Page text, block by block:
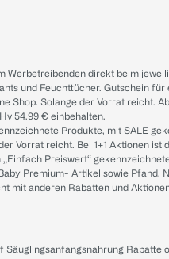
Werbetreibenden direkt beim
und Feuchttücher. Gutschein
Shop. Solange der Vorrat
54.99 € einbehalten.
Produkte, mit SALE
Vorrat reicht. Bei 1+1 Aktionen ist
„Einfach Preiswert“
Baby Premium- Artikel sowie
mit anderen Rabatten und